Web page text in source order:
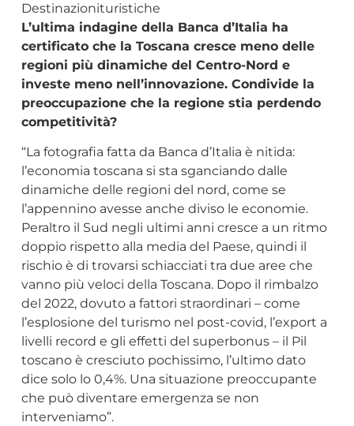
Destinazionituristiche
L’ultima indagine della Banca d’Italia ha
certificato che la Toscana cresce meno delle
regioni più dinamiche del Centro-Nord e
investe meno nell’innovazione. Condivide la
preoccupazione che la regione stia perdendo
competitività?
“La fotografia fatta da Banca d’Italia è nitida:
l’economia toscana si sta sganciando dalle
dinamiche delle regioni del nord, come se
l’appennino avesse anche diviso le economie.
Peraltro il Sud negli ultimi anni cresce a un ritmo
doppio rispetto alla media del Paese, quindi il
rischio è di trovarsi schiacciati tra due aree che
vanno più veloci della Toscana. Dopo il rimbalzo
del 2022, dovuto a fattori straordinari – come
l’esplosione del turismo nel post-covid, l’export a
livelli record e gli effetti del superbonus – il Pil
toscano è cresciuto pochissimo, l’ultimo dato
dice solo lo 0,4%. Una situazione preoccupante
che può diventare emergenza se non
interveniamo”.